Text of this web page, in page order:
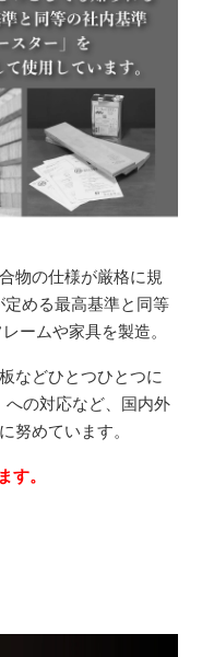
物の仕様が厳格に規
める最高基準と同等
ームや家具を製造。
などひとつひとつに
の対応など、国内外
努めています。
。